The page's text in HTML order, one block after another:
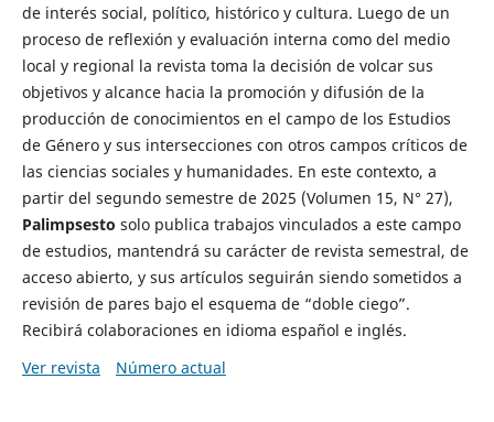
de interés social, político, histórico y cultura. Luego de un
proceso de reflexión y evaluación interna como del medio
local y regional la revista toma la decisión de volcar sus
objetivos y alcance hacia la promoción y difusión de la
producción de conocimientos en el campo de los Estudios
de Género y sus intersecciones con otros campos críticos de
las ciencias sociales y humanidades. En este contexto, a
partir del segundo semestre de 2025 (Volumen 15, N° 27),
Palimpsesto solo publica trabajos vinculados a este campo
de estudios, mantendrá su carácter de revista semestral, de
acceso abierto, y sus artículos seguirán siendo sometidos a
revisión de pares bajo el esquema de “doble ciego”.
Recibirá colaboraciones en idioma español e inglés.
Ver revista
Número actual